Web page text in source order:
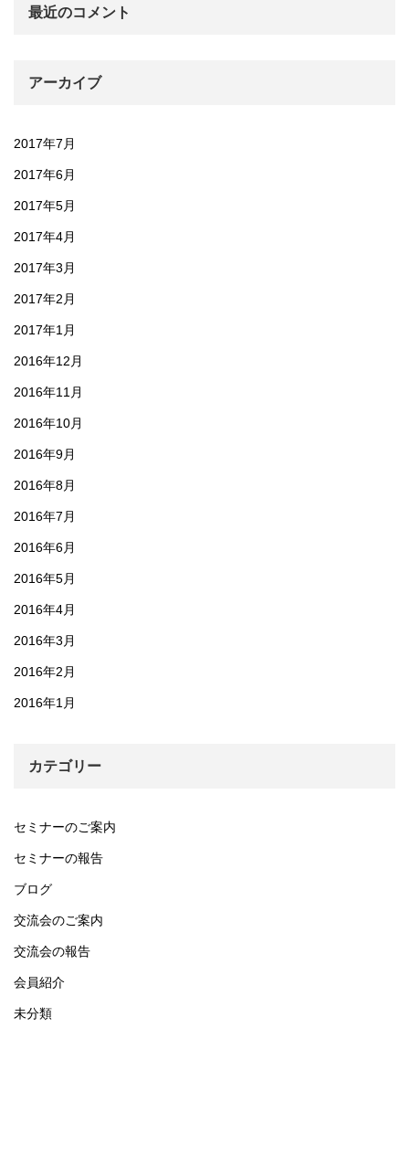
最近のコメント
アーカイブ
2017年7月
2017年6月
2017年5月
2017年4月
2017年3月
2017年2月
2017年1月
2016年12月
2016年11月
2016年10月
2016年9月
2016年8月
2016年7月
2016年6月
2016年5月
2016年4月
2016年3月
2016年2月
2016年1月
カテゴリー
セミナーのご案内
セミナーの報告
ブログ
交流会のご案内
交流会の報告
会員紹介
未分類